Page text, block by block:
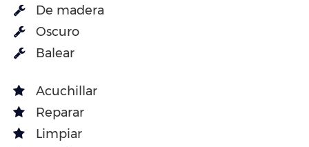
De madera
Oscuro
Balear
Acuchillar
Reparar
Limpiar